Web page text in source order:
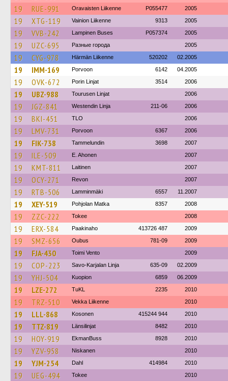
19 RUE-991 Oravaisten Liikenne P055477 2005
19 XTG-119 Vainion Liikenne 9313 2005
19 VVB-242 Lampinen Buses P057374 2005
19 UZC-695 Разные города 2005
19 CYG-978 Härmän Liikenne 520202 02.2005
19 IMM-169 Porvoon 6142 04.2005
19 OVK-672 Porin Linjat 3514 2006
19 UBZ-988 Tourusen Linjat 2006
19 JGZ-841 Westendin Linja 211-06 2006
19 BKI-451 TLO 2006
19 LMV-731 Porvoon 6367 2006
19 FIK-738 Tammelundin 3698 2007
19 ILE-509 E. Ahonen 2007
19 KMT-811 Laitinen 2007
19 OCY-271 Revon 2007
19 RTB-506 Lamminmäki 6557 11.2007
19 XEY-519 Pohjolan Matka 8357 2008
19 ZZC-222 Tokee 2008
19 ERX-584 Paakinaho 413726 487 2009
19 SMZ-656 Oubus 781-09 2009
19 FJA-430 Toimi Vento 2009
19 COP-223 Savo-Karjalan Linja 635-09 02.2009
19 YHJ-504 Kuopion 6859 06.2009
19 LZE-272 TuKL 2235 2010
19 TRZ-510 Vekka Liikenne 2010
19 LLL-868 Kosonen 415244 944 2010
19 TTZ-819 Länsilinjat 8482 2010
19 HOY-919 EkmanBuss 8928 2010
19 YZV-958 Niskanen 2010
19 YJM-254 Dahl 414984 2010
19 UEG-494 Tokee 2010